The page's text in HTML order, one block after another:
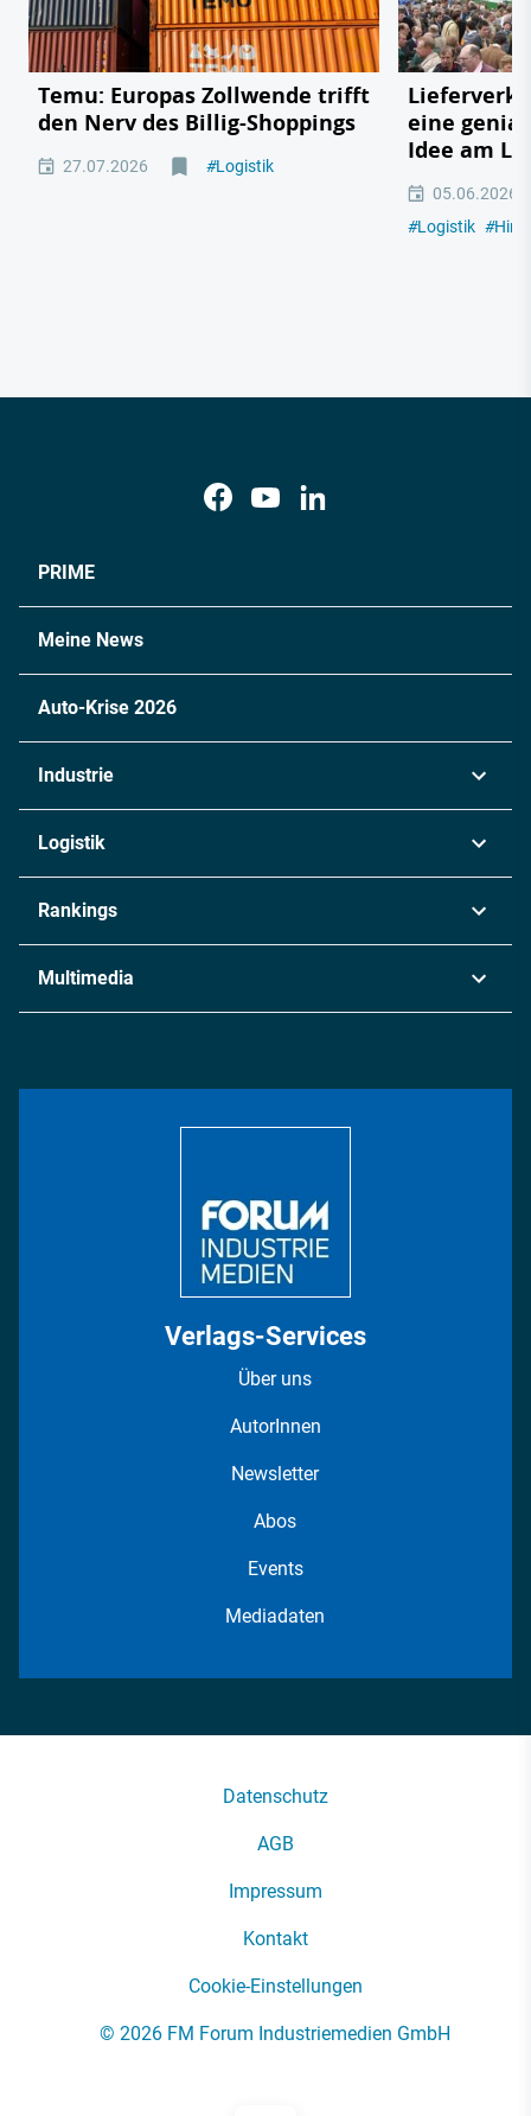
Temu: Europas Zollwende trifft
den Nerv des Billig-Shoppings
27.07.2026 #Logistik
eine
Idee am
05.06.2026
#Logistik #
PRIME
Meine News
Auto-Krise 2026
Industrie
Chemie
Metall
Energie
Logistik
Rankings
Multimedia
Verlags-Services
Über uns
AutorInnen
Newsletter
Abos
Events
Mediadaten
Datenschutz
AGB
Impressum
Kontakt
Cookie-Einstellungen
© 2026 FM Forum Industriemedien GmbH